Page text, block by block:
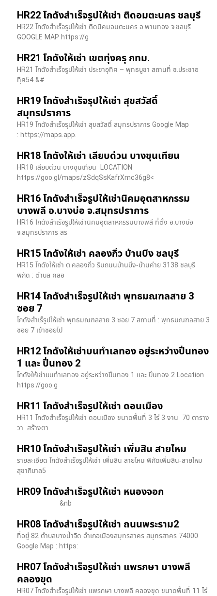
HR22 โกดังสำเร็จรูปให้เช่า ติดอมตะนคร ชลบุรี
HR22 โกดังสำเร็จรูปให้เช่า ติดนิคมอมตะนคร อ.พานทอง จ.ชลบุรี
GOOGLE MAP https://g
HR21 โกดังให้เช่า เขตทุ่งครุ กทม.
HR21 โกดังสำเร็จรูปให้เช่า ประชาอุทิศ – พุทธบูชา สถานที่ ซ.ประชาอ
ทุิศ54 &#
HR19 โกดังสำเร็จรุปให้เช่า สุขสวัสดิ์
สมุทรปราการ
HR19 โกดังสำเร็จรุปให้เช่า สุขสวัสดิ์ สมุทรปราการ Google Map
: https://maps.app.
HR18 โกดังให้เช่า เลียบด่วน บางขุนเทียน
HR18 เลียบด่วน​ บางขุนเทียน​ LOCATION
https://goo.gl/maps/zSdqSsKafrXmc36g8<
HR16 โกดังสำเร็จรูปให้เช่านิคมอุตสาหกรรม
บางพลี อ.บางบ่อ จ.สมุทรปราการ
HR16 โกดังสำเร็จรูปให้เช่านิคมอุตสาหกรรมบางพลี ที่ตั้ง อ.บางบ่อ
จ.สมุทรปราการ สร
HR15 โกดังให้เช่า คลองกิ่ว บ้านบึง ชลบุรี
HR15 โกดังให้เช่า ต.คลองกิ่ว ริมถนนบ้านบึง-บ้านค่าย 3138 ชลบุรี
พิกัด : ตำบล คลอ
HR14 โกดังสำเร็จรูปให้เช่า พุทธมณฑลสาย 3
ซอย 7
โกดังสำเร็รูปให้เช่า พุทธมณฑลสาย 3 ซอย 7 สถานที่ : พุทธมณฑลสาย 3
ซอย 7 เข้าซอยไป
HR12 โกดังให้เช่าบนทำเลทอง อยู่ระหว่างปิ่นทอง
1 และ ปิ่นทอง 2
โกดังให้เช่าบนทำเลทอง อยู่ระหว่างปิ่นทอง 1 และ ปิ่นทอง 2 Location
https://goo.g
HR11 โกดังสำเร็จรูปให้เช่า ดอนเมือง
HR11 โกดังสำเร็จรูปให้เช่า ดอนเมือง ขนาดพื้นที่ 3 ไร่ 3 งาน 70 ตาราง
วา สร้างตา
HR10 โกดังสำเร็จรูปให้เช่า เพิ่มสิน สายไหม
รายละเอียด โกดังสำเร็จรูปให้เช่า เพิ่มสิน สายไหม พิกัดเพิ่มสิน-สายไหม
สุขาภิบาล5
HR09 โกดังสำเร็จรูปให้เช่า หนองจอก
&nb
HR08 โกดังสำเร็จรูปให้เช่า ถนนพระราม2
ที่อยู่ 82 ตำบลบางน้ำจืด อำเภอเมืองสมุทรสาคร สมุทรสาคร 74000
Google Map : https:
HR07 โกดังสำเร็จรูปให้เช่า แพรกษา บางพลี​
คลองขุด
HR07 โกดังสำเร็จรูปให้เช่า แพรกษา บางพลี​ คลองขุด ขนาดพื้นที่ 11 ไร่